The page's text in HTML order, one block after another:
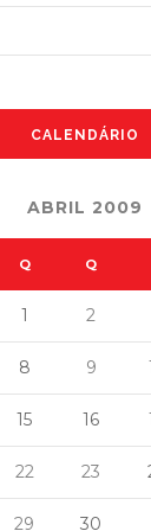
CALENDÁRIO
ABRIL 2009
Q Q
1 2
8 9
15 16
22 23
29
30